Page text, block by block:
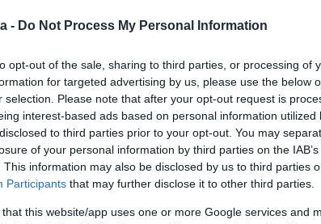
- Do Not Process My Personal Information
opt-out of the sale, sharing to third parties, or processing of
for targeted advertising by us, please use the below
selection. Please note that after your opt-out request is
interest-based ads based on personal information utilized
to third parties prior to your opt-out. You may
of your personal information by third parties on the
This information may also be disclosed by us to third parties
Participants that may further disclose it to other third parties.
this website/app uses one or more Google services and
kisétálnak az idei tavaszi szezon életéből,
bőszárú, és bokaverdeső darabok veszik át az
összes, lágyabb színében. Jó hír, hogy a
még puccos eseményeken sem lesz ciki
viselet egy-egy jelesebb eseményen, hanem az